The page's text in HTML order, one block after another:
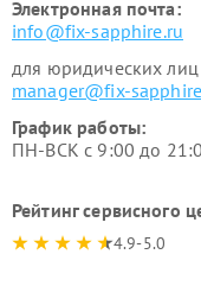
Электронная почта:
info@fix-sapphire.ru
для юридических лиц
manager@fix-
График работы:
ПН-ВСК с 9:00 до
Рейтинг сервисного
4.9-5.0